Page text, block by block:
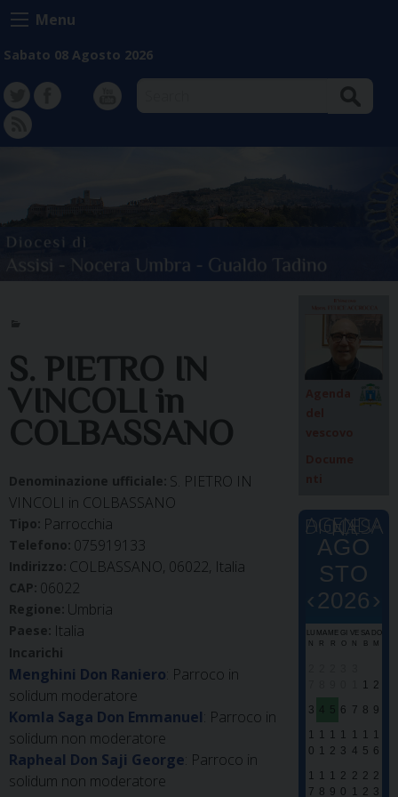
Skip
to
content
Menu
Sabato 08 Agosto 2026
TW FB Instagram
YT
FD
S. PIETRO IN
VINCOLI in
COLBASSANO
Denominazione ufficiale: S. PIETRO IN
VINCOLI in COLBASSANO
Tipo: Parrocchia
Telefono: 075919133
Indirizzo: COLBASSANO, 06022, Italia
CAP: 06022
Regione: Umbria
Paese: Italia
Incarichi
Menghini Don Raniero: Parroco in
solidum moderatore
Komla Saga Don Emmanuel: Parroco in
solidum non moderatore
Rapheal Don Saji George: Parroco in
solidum non moderatore
AGENDA DIOCESANA
‹
AGO
STO
2026 ›
LU
N
MA
R
ME
R
GI
O
VE
N
SA
B
DO
M
1
2
3
4 5 6 7 8 9
1
0
1
1
1
2
1
3
1
4
1
5
1
6
1
7
1
8
1
9
2
0
2
1
2
2
2
3